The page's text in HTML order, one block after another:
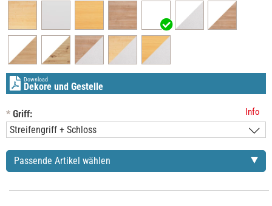
Download
Dekore und Gestelle
* Griff: Info
Passende Artikel wählen